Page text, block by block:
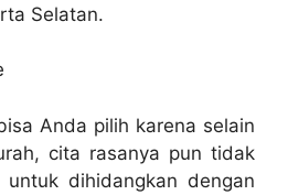
Selatan.
Anda pilih karena selain
cita rasanya pun tidak
dihidangkan dengan